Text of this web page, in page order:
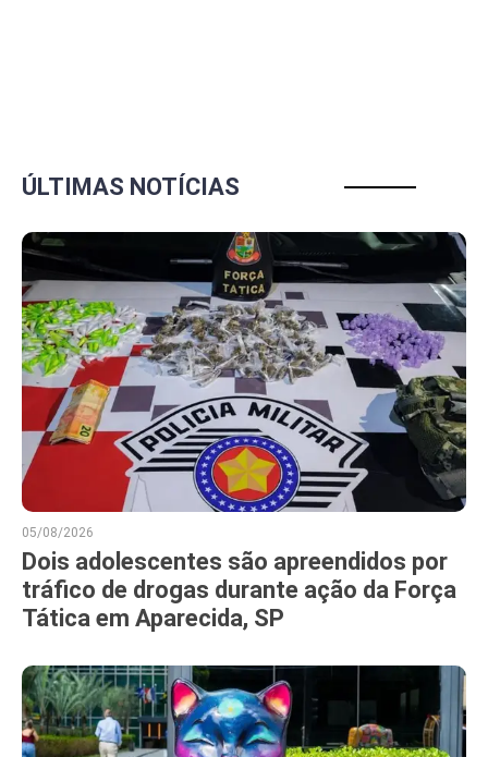
ÚLTIMAS NOTÍCIAS
05/08/2026
Dois adolescentes são apreendidos por
tráfico de drogas durante ação da Força
Tática em Aparecida, SP